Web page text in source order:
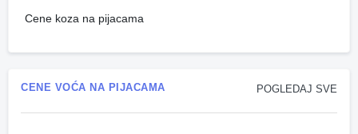
Cene koza na pijacama
POGLEDAJ SVE
CENE VOĆA NA PIJACAMA